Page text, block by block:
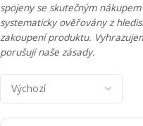
spojeny se skutečným
systematicky ověřovány z
zakoupení produktu.
porušují naše zásady.